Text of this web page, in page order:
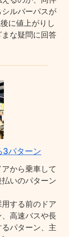
ルバーパスが
に値上がりし
な疑問に回答
3パターン
から乗車して
いのパターン
する前のドア
高速バスや長
パターン、主